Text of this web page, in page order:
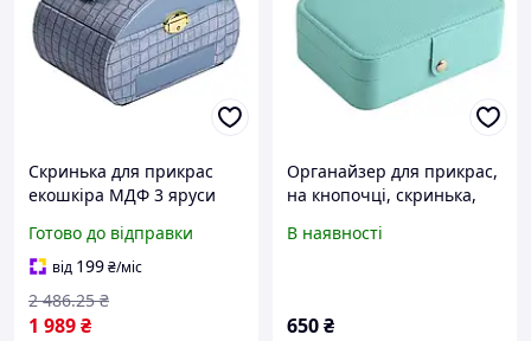
Скринька для прикрас
екошкіра МДФ 3 яруси
бокс для кілець сережок
біжутерії і під біжутерію
Синя
Готово до відправки
від 199₴/міс
1 989₴
2 486.25 ₴
Органайзер для прикрас,
на кнопочці, скринька,
В наявності
650₴